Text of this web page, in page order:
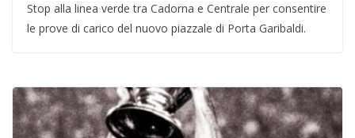
Stop alla linea verde tra Cadorna e Centrale per consentire
le prove di carico del nuovo piazzale di Porta Garibaldi.